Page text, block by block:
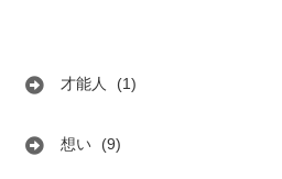
才能人 (1)
想い (9)